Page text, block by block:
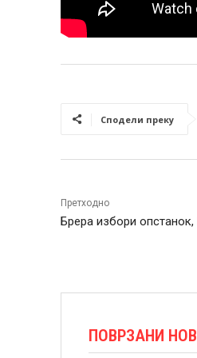
Сподели преку
Претходно
Брера избори
ПОВРЗАНИ